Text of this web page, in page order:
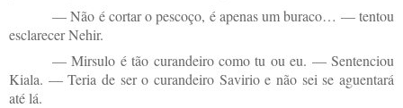
— Não é cortar o pescoço, é apenas um buraco… — tentou
esclarecer Nehir.
— Mirsulo é tão curandeiro como tu ou eu. — Sentenciou
Kiala. — Teria de ser o curandeiro Savirio e não sei se aguentará
até lá.